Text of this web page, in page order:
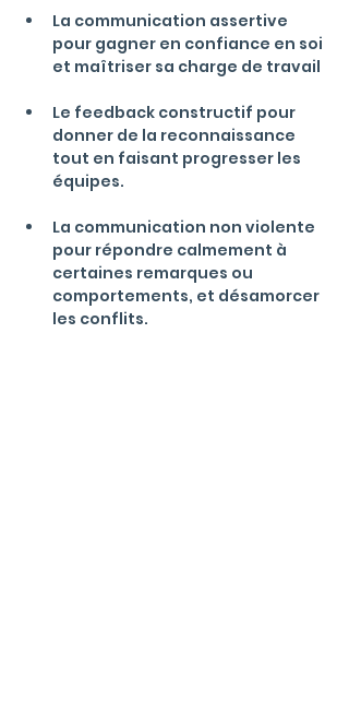
La communication assertive
pour gagner en confiance en soi
et maîtriser sa charge de travail
Le feedback constructif pour
donner de la reconnaissance
tout en faisant progresser les
équipes.
La communication non violente
pour répondre calmement à
certaines remarques ou
comportements, et désamorcer
les conflits.